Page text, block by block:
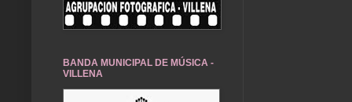
BANDA MUNICIPAL DE MÚSICA -
VILLENA